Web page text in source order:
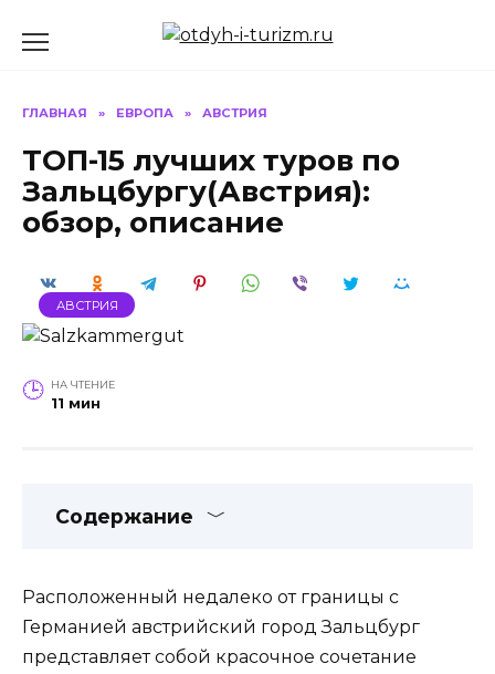
ГЛАВНАЯ » ЕВРОПА » АВСТРИЯ
ТОП-15 лучших туров по
Зальцбургу(Австрия):
обзор, описание
АВСТРИЯ
НА ЧТЕНИЕ
11 мин
Содержание
Расположенный недалеко от границы с
Германией австрийский город Зальцбург
представляет собой красочное сочетание